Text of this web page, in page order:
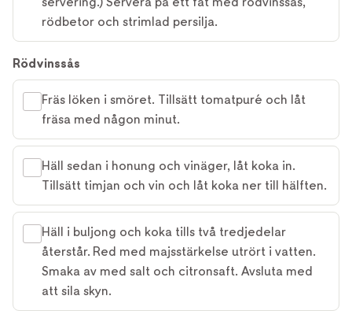
rödbetor och strimlad persilja.
Rödvinssås
Fräs löken i smöret. Tillsätt tomatpuré och låt
fräsa med någon minut.
Häll sedan i honung och vinäger, låt koka in.
Tillsätt timjan och vin och låt koka ner till hälften.
Häll i buljong och koka tills två tredjedelar
återstår. Red med majsstärkelse utrört i vatten.
Smaka av med salt och citronsaft. Avsluta med
att sila skyn.